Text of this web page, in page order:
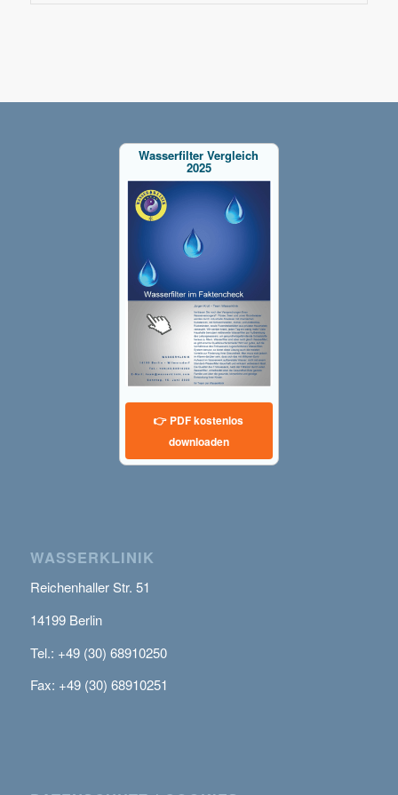
Wasserfilter Vergleich
2025
👉 PDF kostenlos
downloaden
WASSERKLINIK
Reichenhaller Str. 51
14199 Berlin
Tel.: +49 (30) 68910250
Fax: +49 (30) 68910251